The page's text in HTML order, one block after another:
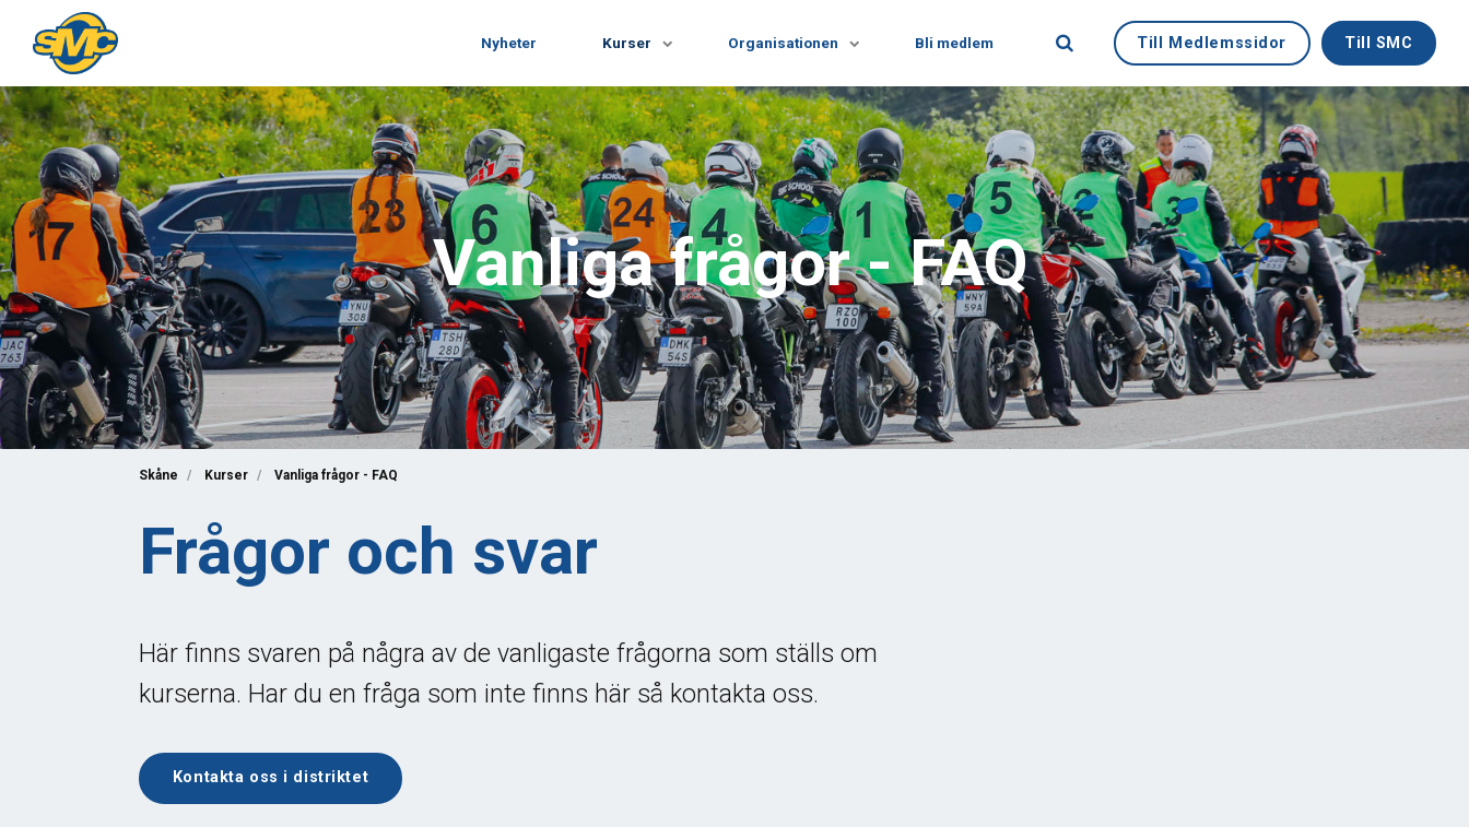
Nyheter Kurser Organisationen Bli medlem Till Medlemssidor Till SMC
Vanliga frågor - FAQ
Skåne Kurser Vanliga frågor - FAQ
Frågor och svar
Här finns svaren på några av de vanligaste frågorna som ställs om
kurserna. Har du en fråga som inte finns här så kontakta oss.
Kontakta oss i distriktet